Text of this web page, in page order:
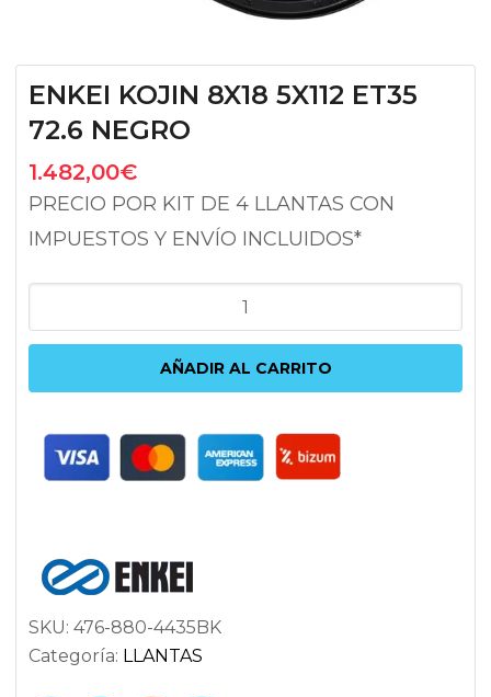
ENKEI KOJIN 8X18 5X112 ET35
72.6 NEGRO
1.482,00€
PRECIO POR KIT DE 4 LLANTAS CON
IMPUESTOS Y ENVÍO INCLUIDOS*
KOJIN
5X112
72.6
NEGRO
AÑADIR AL CARRITO
SKU: 476-880-4435BK
Categoría: LLANTAS